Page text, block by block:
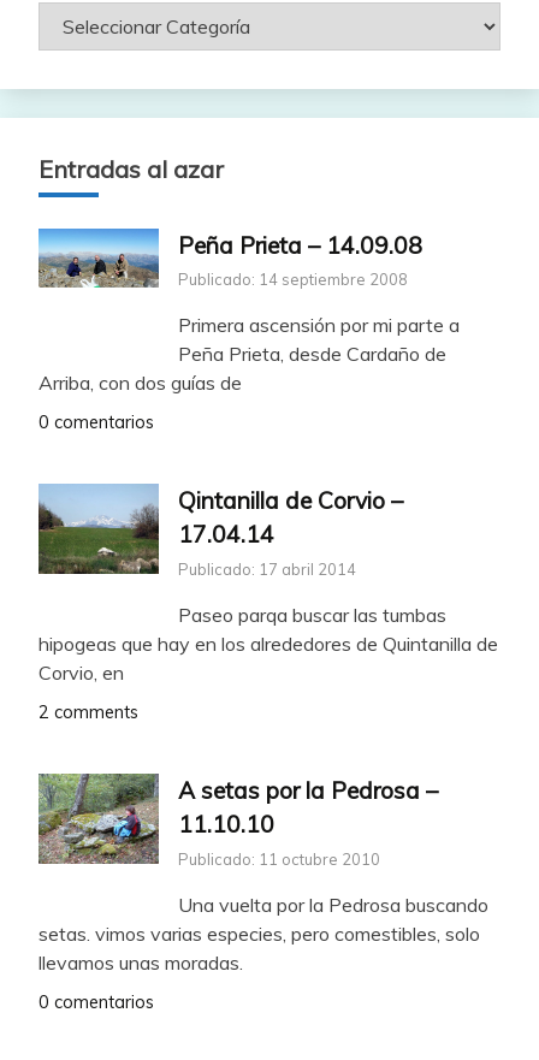
Entradas al azar
Peña Prieta – 14.09.08
Publicado: 14 septiembre 2008
Primera ascensión por mi parte a
Peña Prieta, desde Cardaño de
Arriba, con dos guías de
0 comentarios
Qintanilla de Corvio –
17.04.14
Publicado: 17 abril 2014
Paseo parqa buscar las tumbas
hipogeas que hay en los alrededores de Quintanilla de
Corvio, en
2 comments
A setas por la Pedrosa –
11.10.10
Publicado: 11 octubre 2010
Una vuelta por la Pedrosa buscando
setas. vimos varias especies, pero comestibles, solo
llevamos unas moradas.
0 comentarios